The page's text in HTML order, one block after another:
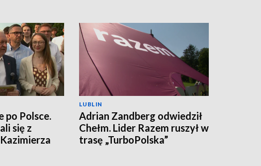
po Polsce.
się z
LUBLIN
Adrian Zandberg odwiedził
Chełm. Lider Razem ruszył w
trasę „TurboPolska”